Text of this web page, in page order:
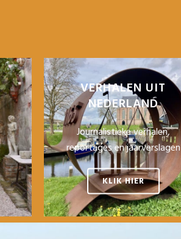
VERHALEN UIT
NEDERLAND
Journalistieke verhalen,
reportages en jaarverslagen
KLIK HIER